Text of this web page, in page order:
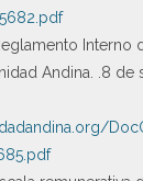
Interno
Andina. .8 de